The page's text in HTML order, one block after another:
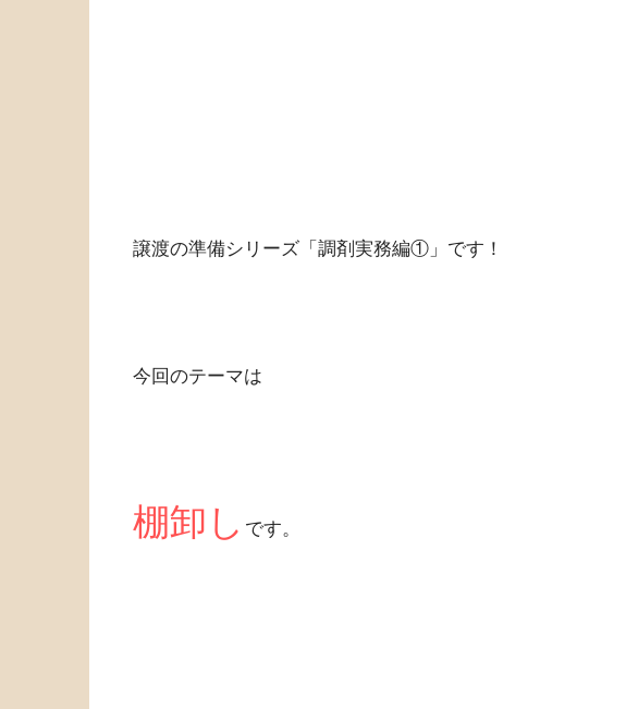
譲渡の準備シリーズ「調剤実務編①」です！
今回のテーマは
棚卸し です。